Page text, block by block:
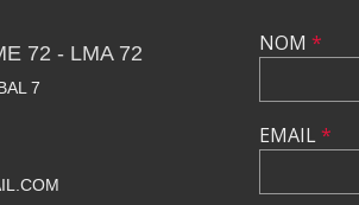
72 - LMA 72
7
NOM *
EMAIL*